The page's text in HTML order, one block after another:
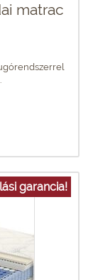
matrac
garancia!